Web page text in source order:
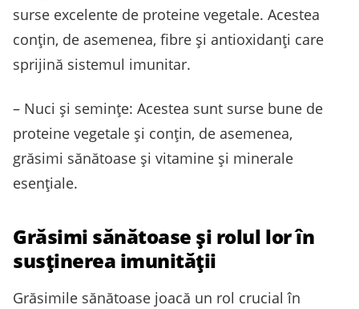
surse excelente de proteine vegetale. Acestea
conțin, de asemenea, fibre și antioxidanți care
sprijină sistemul imunitar.
– Nuci și semințe: Acestea sunt surse bune de
proteine vegetale și conțin, de asemenea,
grăsimi sănătoase și vitamine și minerale
esențiale.
Grăsimi sănătoase și rolul lor în
susținerea imunității
Grăsimile sănătoase joacă un rol crucial în